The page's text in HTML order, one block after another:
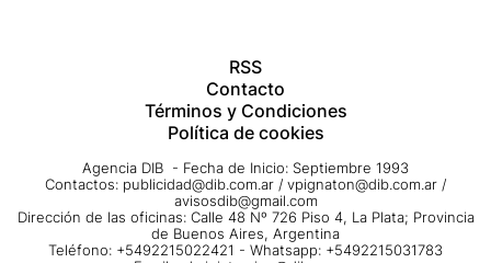
RSS
Contacto
Términos y Condiciones
Política de cookies
Agencia DIB - Fecha de Inicio: Septiembre 1993
Contactos: publicidad@dib.com.ar / vpignaton@dib.com.ar /
avisosdib@gmail.com
Dirección de las oficinas: Calle 48 Nº 726 Piso 4, La Plata; Provincia
de Buenos Aires, Argentina
Teléfono: +5492215022421 - Whatsapp: +5492215031783